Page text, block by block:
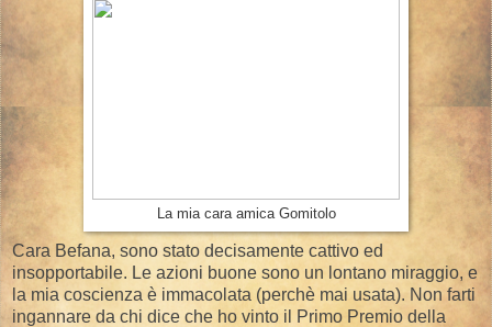
La mia cara amica Gomitolo
Cara Befana, sono stato decisamente cattivo ed
insopportabile. Le azioni buone sono un lontano miraggio, e
la mia coscienza è immacolata (perchè mai usata). Non farti
ingannare da chi dice che ho vinto il Primo Premio della